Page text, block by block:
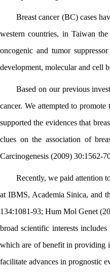
Breast cancer (BC) cases
western countries, in Taiwan
oncogenic and tumor
development, molecular and cell
Based on our previous
cancer. We attempted to
supported the evidences that
clues on the association of
Carcinogenesis (2009) 30:1562-
Recently, we paid attention
at IBMS, Academia Sinica, and
134:1081-93; Hum Mol Genet
broad scientific interests
which are of benefit in providing
facilitate advances in prognostic